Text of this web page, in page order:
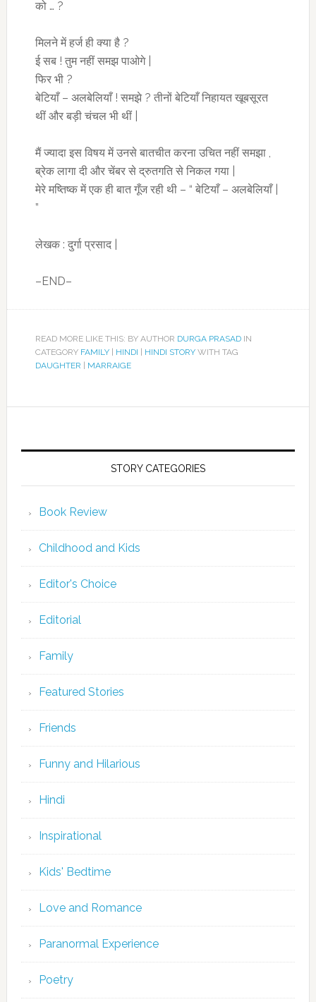
को … ?
मिलने में हर्ज ही क्या है ?
ई सब ! तुम नहीं समझ पाओगे |
फिर भी ?
बेटियाँ – अलबेलियाँ ! समझे ? तीनों बेटियाँ निहायत खूबसूरत
थीं और बड़ी चंचल भी थीं |
मैं ज्यादा इस विषय में उनसे बातचीत करना उचित नहीं समझा ,
ब्रेक लागा दी और चेंबर से द्रुतगति से निकल गया |
मेरे मष्तिष्क में एक ही बात गूँज रही थी – “ बेटियाँ – अलबेलियाँ |
”
लेखक : दुर्गा प्रसाद |
–END–
READ MORE LIKE THIS: BY AUTHOR DURGA PRASADIN
CATEGORY FAMILY| HINDI HINDI STORYWITH TAG
DAUGHTER
MARRAIGE
STORY CATEGORIES
Book Review
Childhood and Kids
Editor's Choice
Editorial
Family
Featured Stories
Friends
Funny and Hilarious
Hindi
Inspirational
Kids' Bedtime
Love and Romance
Paranormal Experience
Poetry